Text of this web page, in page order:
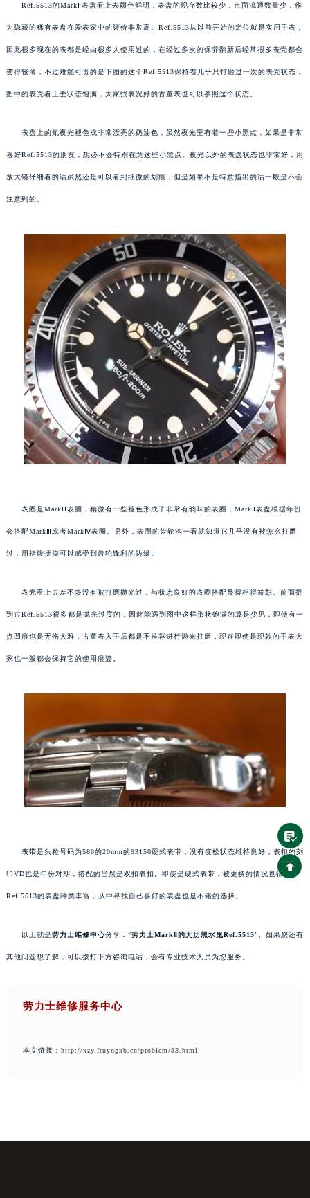
Ref.5513的MarkⅡ表盘看上去颜色鲜明，表盘的现存数比较少，市面流通数量少，作
为隐藏的稀有表盘在爱表家中的评价非常高。Ref.5513从以前开始的定位就是实用手表，
因此很多现在的表都是经由很多人使用过的，在经过多次的保养翻新后经常很多表壳都会
变得较薄，不过难能可贵的是下图的这个Ref.5513保持着几乎只打磨过一次的表壳状态，
图中的表壳看上去状态饱满，大家找表况好的古董表也可以参照这个状态。
表盘上的氚夜光褪色成非常漂亮的奶油色，虽然夜光里有着一些小黑点，如果是非常
喜好Ref.5513的朋友，想必不会特别在意这些小黑点。夜光以外的表盘状态也非常好，用
放大镜仔细看的话虽然还是可以看到细微的划痕，但是如果不是特意指出的话一般是不会
注意到的。
表圈是MarkⅢ表圈，稍微有一些褪色形成了非常有韵味的表圈，MarkⅡ表盘根据年份
会搭配MarkⅢ或者MarkⅣ表圈。另外，表圈的齿轮沟一看就知道它几乎没有被怎么打磨
过，用指腹抚摸可以感受到齿轮锋利的边缘。
表壳看上去差不多没有被打磨抛光过，与状态良好的表圈搭配显得相得益彰。前面提
到过Ref.5513很多都是抛光过度的，因此能遇到图中这样形状饱满的算是少见，即使有一
点凹痕也是无伤大雅，古董表入手后都是不推荐进行抛光打磨，现在即使是现款的手表大
家也一般都会保持它的使用痕迹。
表带是头粒号码为580的20mm的93150硬式表带，没有变松状态维持良好，表扣的刻
印VD也是年份对期，搭配的当然是双扣表扣。即使是硬式表带，被更换的情况也很多。
Ref.5513的表盘种类丰富，从中寻找自己喜好的表盘也是不错的选择。
以上就是劳力士维修中心分享：“劳力士MarkⅡ的无历黑水鬼Ref.5513”。如果您还有
其他问题想了解，可以拨打下方咨询电话，会有专业技术人员为您服务。
劳力士维修服务中心
本文链接： http://xzy.frnyngxb.cn/problem/83.html